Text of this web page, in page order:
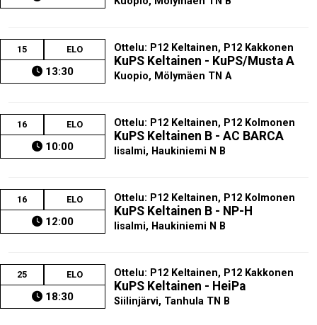
15 ELO
13:30
Ottelu: P12 Keltainen, P12 Kakkonen
KuPS Keltainen - KuPS/Musta A
Kuopio, Mölymäen TN A
16 ELO
10:00
Ottelu: P12 Keltainen, P12 Kolmonen
KuPS Keltainen B - AC BARCA
Iisalmi, Haukiniemi N B
16 ELO
12:00
Ottelu: P12 Keltainen, P12 Kolmonen
KuPS Keltainen B - NP-H
Iisalmi, Haukiniemi N B
25 ELO
18:30
Ottelu: P12 Keltainen, P12 Kakkonen
KuPS Keltainen - HeiPa
Siilinjärvi, Tanhula TN B